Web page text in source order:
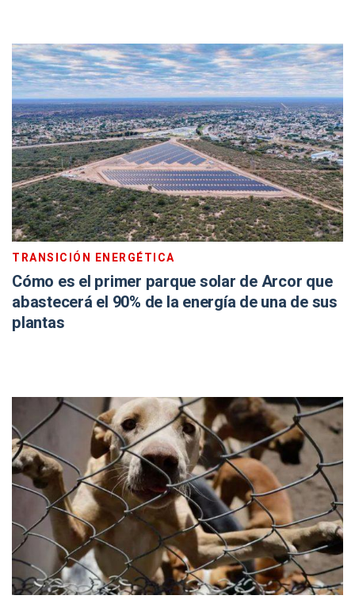
TRANSICIÓN ENERGÉTICA
Cómo es el primer parque solar de Arcor que
abastecerá el 90% de la energía de una de sus
plantas